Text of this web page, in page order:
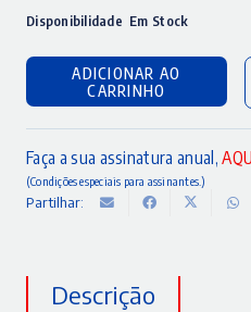
preço
original
era:
20,00
preço
atual
é:
18,00 €.
Disponibilidade Em Stock
ADICIONAR AO
CARRINHO
Faça a sua assinatura anual,
(Condições especiais para assinantes.)
Partilhar:
Descrição